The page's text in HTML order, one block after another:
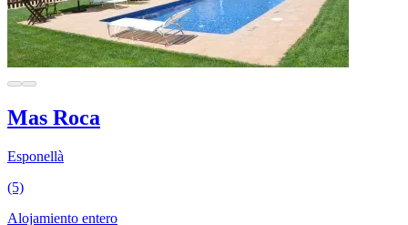
Mas Roca
Esponellà
(5)
Alojamiento entero